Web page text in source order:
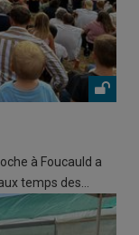
à Foucauld a
temps des…